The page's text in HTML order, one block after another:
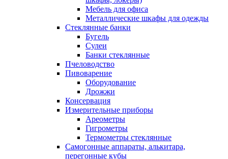
Мебель для офиса
Металлические шкафы для одежды
Стеклянные банки
Бугель
Сулеи
Банки стеклянные
Пчеловодство
Пивоварение
Оборудование
Дрожжи
Консервация
Измерительные приборы
Ареометры
Гигрометры
Термометры стеклянные
Самогонные аппараты, алькитара,
перегонные кубы